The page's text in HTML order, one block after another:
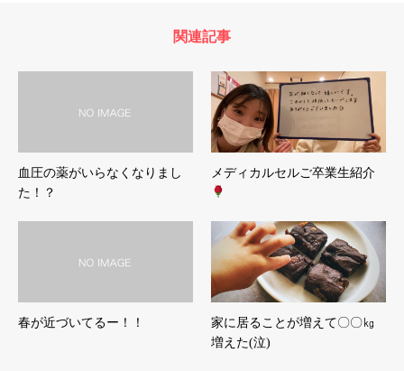
関連記事
血圧の薬がいらなくなりまし
た！？
メディカルセルご卒業生紹介
春が近づいてるー！！
家に居ることが増えて〇〇㎏
増えた(泣)